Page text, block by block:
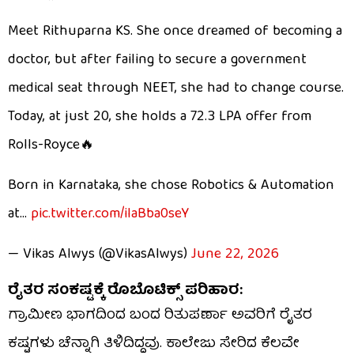
Meet Rithuparna KS. She once dreamed of becoming a
doctor, but after failing to secure a government
medical seat through NEET, she had to change course.
Today, at just 20, she holds a ₹72.3 LPA offer from
Rolls-Royce🔥
Born in Karnataka, she chose Robotics & Automation
at… pic.twitter.com/ilaBba0seY
— Vikas Alwys (@VikasAlwys)June 22, 2026
ರೈತರ ಸಂಕಷ್ಟಕ್ಕೆ ರೊಬೊಟಿಕ್ಸ್ ಪರಿಹಾರ:
ಗ್ರಾಮೀಣ ಭಾಗದಿಂದ ಬಂದ ರಿತುಪರ್ಣಾ ಅವರಿಗೆ ರೈತರ
ಕಷ್ಟಗಳು ಚೆನ್ನಾಗಿ ತಿಳಿದಿದ್ದವು. ಕಾಲೇಜು ಸೇರಿದ ಕೆಲವೇ